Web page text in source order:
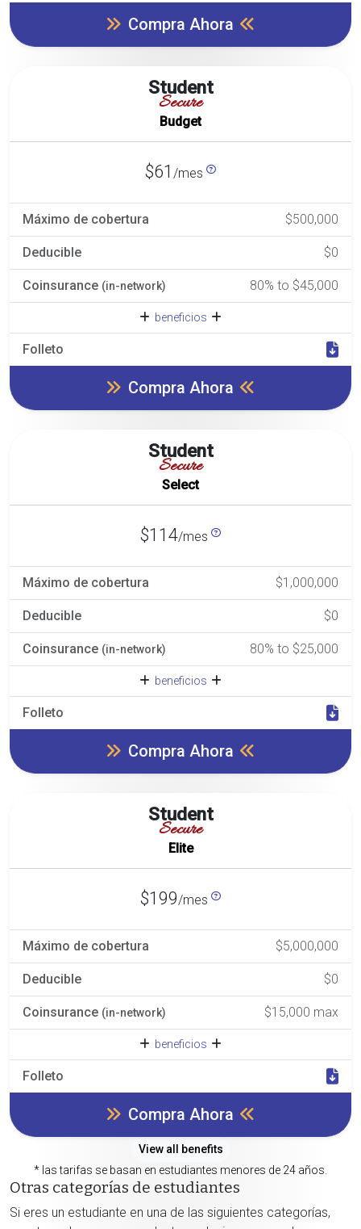
Compra Ahora
Student
Secure
Budget
$61 /mes
Máximo de cobertura $500,000
Deducible $0
Coinsurance (in-network) 80% to $45,000
beneficios
Folleto
Compra Ahora
Student
Secure
Select
$114/mes
Máximo de cobertura $1,000,000
Deducible $0
Coinsurance (in-network) 80% to $25,000
beneficios
Folleto
Compra Ahora
Student
Secure
Elite
$199/mes
Máximo de cobertura $5,000,000
Deducible $0
Coinsurance (in-network) $15,000 max
beneficios
Folleto
Compra Ahora
View all benefits
* las tarifas se basan en estudiantes menores de 24 años.
Otras categorías de estudiantes
Si eres un estudiante en una de las siguientes categorías,